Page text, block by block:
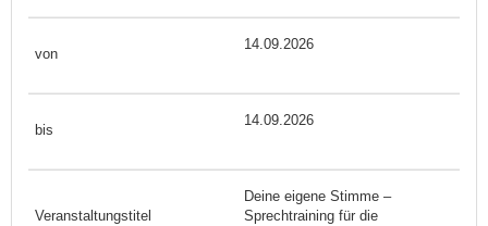
14.09.2026
14.09.2026
Deine eigene Stimme –
Sprechtraining für die